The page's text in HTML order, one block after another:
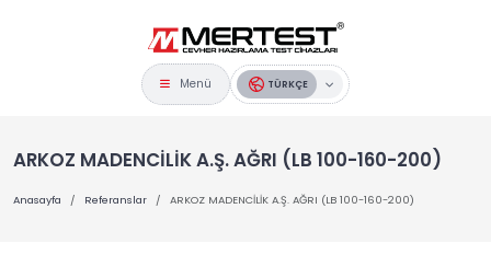
Menü TÜRKÇE
ARKOZ MADENCİLİK A.Ş. AĞRI (LB 100-160-200)
Anasayfa Referanslar ARKOZ MADENCİLİK A.Ş. AĞRI (LB 100-160-200)